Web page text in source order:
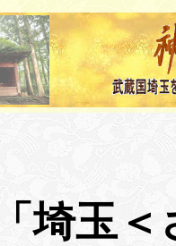
「埼玉